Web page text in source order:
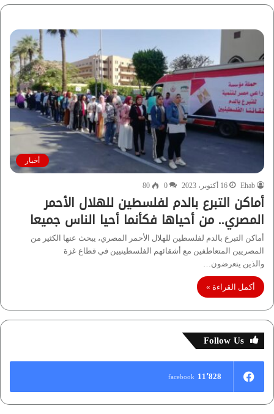
أخبار
Ehab 16 أكتوبر، 2023 0
80
أماكن التبرع بالدم لفلسطين للهلال الأحمر
المصري.. من أحياها فكأنما أحيا الناس جميعا
أماكن التبرع بالدم لفلسطين للهلال الأحمر المصري، يبحث عنها الكثير من
المصريين المتعاطفين مع أشقائهم الفلسطينيين في قطاع غزة
والذين يتعرضون…
أكمل القراءة »
Follow Us
11٬828 facebook